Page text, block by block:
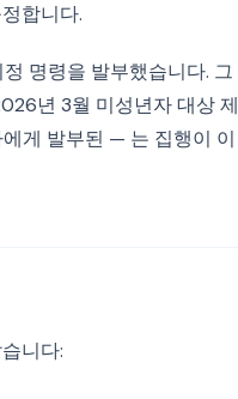
합니다.
명령을 발부했습니다. 그
년 3월 미성년자 대상 제
게 발부된 — 는 집행이 이
니다: